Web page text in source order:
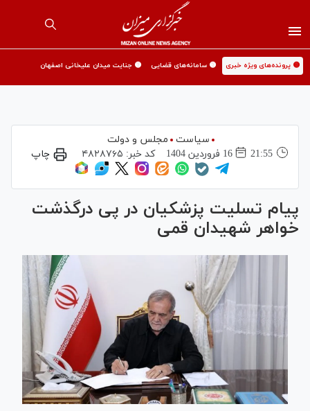
🟡 پرونده‌های ویژه خبری 🟡 سامانه‌های قضایی 🟡 جنایت میدان علیخانی اصفهان
سیاست
مجلس و دولت
21:55
16 فروردين 1404 کد خبر: ۴۸۲۸۷۶۵ چاپ
پیام تسلیت پزشکیان در پی درگذشت
خواهر شهیدان قمی